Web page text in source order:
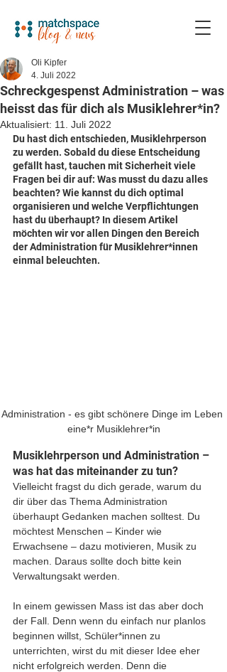
Schreckgespenst Administration – was
heisst das für dich als Musiklehrer*in?
Oli Kipfer
4. Juli 2022
Aktualisiert: 11. Juli 2022
Du hast dich entschieden, Musiklehrperson
zu werden. Sobald du diese Entscheidung
gefällt hast, tauchen mit Sicherheit viele
Fragen bei dir auf: Was musst du dazu alles
beachten? Wie kannst du dich optimal
organisieren und welche Verpflichtungen
hast du überhaupt? In diesem Artikel
möchten wir vor allen Dingen den Bereich
der Administration für Musiklehrer*innen
einmal beleuchten.
Administration - es gibt schönere Dinge im Leben
eine*r Musiklehrer*in
Musiklehrperson und Administration –
was hat das miteinander zu tun?
Vielleicht fragst du dich gerade, warum du
dir über das Thema Administration
überhaupt Gedanken machen solltest. Du
möchtest Menschen – Kinder wie
Erwachsene – dazu motivieren, Musik zu
machen. Daraus sollte doch bitte kein
Verwaltungsakt werden.
In einem gewissen Mass ist das aber doch
der Fall. Denn wenn du einfach nur planlos
beginnen willst, Schüler*innen zu
unterrichten, wirst du mit dieser Idee eher
nicht erfolgreich werden. Denn die